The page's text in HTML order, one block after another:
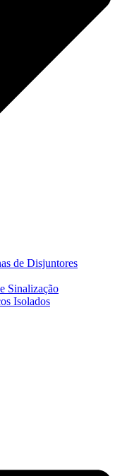
de Disjuntores
Sinalização
Isolados